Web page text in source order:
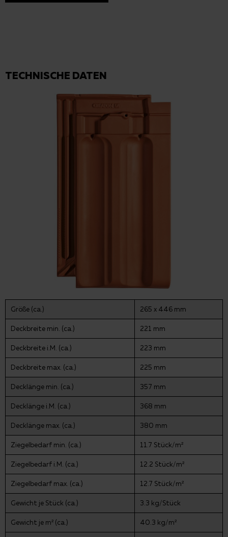
TECHNISCHE DATEN
Größe (ca.) 265 x 446 mm
Deckbreite min. (ca.) 221 mm
Deckbreite i.M. (ca.) 223 mm
Deckbreite max. (ca.) 225 mm
Decklänge min. (ca.) 357 mm
Decklänge i.M. (ca.) 368 mm
Decklänge max. (ca.) 380 mm
Ziegelbedarf min. (ca.) 11.7 Stück/m²
Ziegelbedarf i.M. (ca.) 12.2 Stück/m²
Ziegelbedarf max. (ca.) 12.7 Stück/m²
Gewicht je Stück (ca.) 3.3 kg/Stück
Gewicht je m² (ca.) 40.3 kg/m²